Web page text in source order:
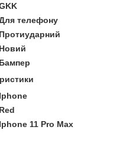
телефону
Протиударний
Новий
Бампер
Iphone
Red
Iphone 11 Pro Max